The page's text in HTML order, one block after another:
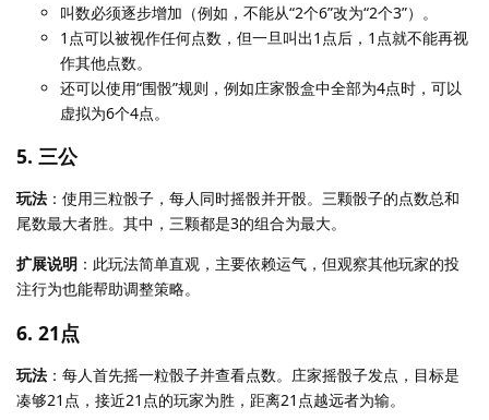
叫数必须逐步增加（例如，不能从“2个6”改为“2个3”）。
1点可以被视作任何点数，但一旦叫出1点后，1点就不能再视
作其他点数。
还可以使用“围骰”规则，例如庄家骰盒中全部为4点时，可以
虚拟为6个4点。
5. 三公
玩法 ：使用三粒骰子，每人同时摇骰并开骰。三颗骰子的点数总和
尾数最大者胜。其中，三颗都是3的组合为最大。
扩展说明 ：此玩法简单直观，主要依赖运气，但观察其他玩家的投
注行为也能帮助调整策略。
6. 21点
玩法 ：每人首先摇一粒骰子并查看点数。庄家摇骰子发点，目标是
凑够21点，接近21点的玩家为胜，距离21点越远者为输。